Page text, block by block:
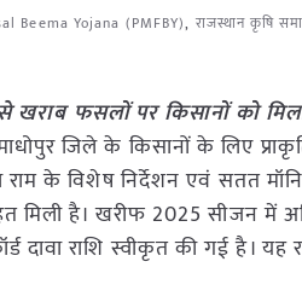
Beema Yojana (PMFBY), राजस्थान कृषि
से खराब फसलों पर किसानों को
जिले के किसानों के लिए
के विशेष निर्देशन एवं सतत
मिली है। खरीफ 2025 सीजन में
दावा राशि स्वीकृत की गई है।